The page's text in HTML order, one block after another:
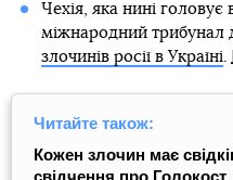
Чехія, яка нині
міжнародний трибунал
злочинів росії в Україні.
Читайте також:
Кожен злочин має
свідчення про